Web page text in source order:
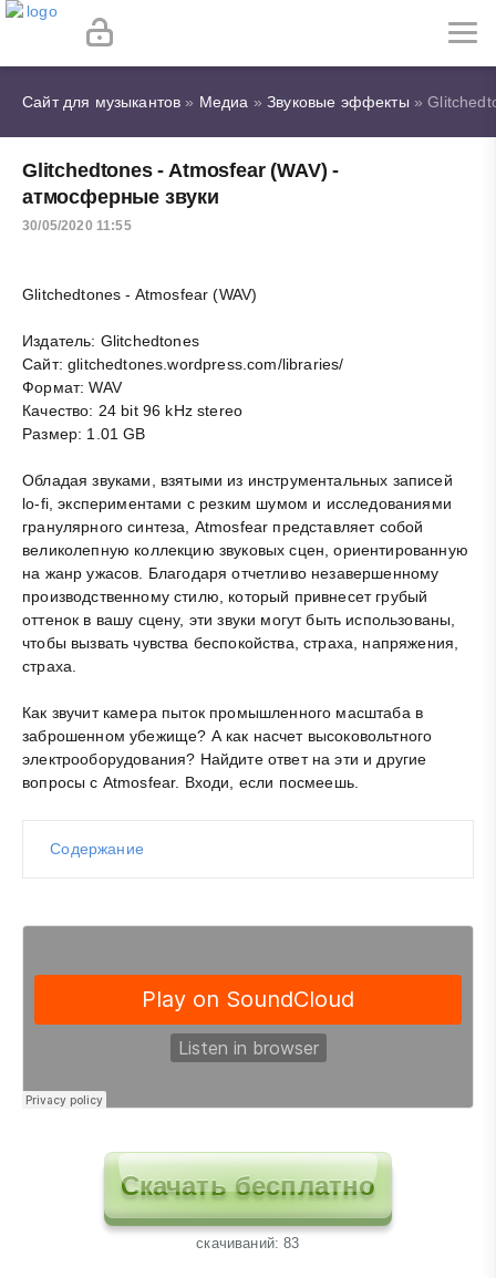
Сайт для музыкантов » Медиа »Звуковые эффекты »
Glitchedtones - Atmosfear (WAV) -
атмосферные звуки
30/05/2020 11:55
Glitchedtones - Atmosfear (WAV)
Издатель: Glitchedtones
Сайт: glitchedtones.wordpress.com/libraries/
Формат: WAV
Качество: 24 bit 96 kHz stereo
Размер: 1.01 GB
Обладая звуками, взятыми из инструментальных записей
lo-fi, экспериментами с резким шумом и исследованиями
гранулярного синтеза, Atmosfear представляет собой
великолепную коллекцию звуковых сцен, ориентированную
на жанр ужасов. Благодаря отчетливо незавершенному
производственному стилю, который привнесет грубый
оттенок в вашу сцену, эти звуки могут быть использованы,
чтобы вызвать чувства беспокойства, страха, напряжения,
страха.
Как звучит камера пыток промышленного масштаба в
заброшенном убежище? А как насчет высоковольтного
электрооборудования? Найдите ответ на эти и другие
вопросы с Atmosfear. Входи, если посмеешь.
Содержание
Скачать бесплатно
cкачиваний: 83